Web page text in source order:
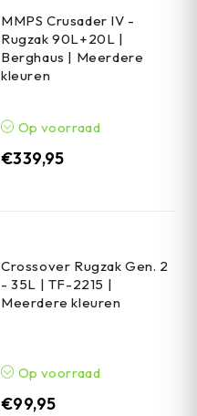
MMPS Crusader IV -
Rugzak 90L+20L |
Berghaus | Meerdere
kleuren
Op voorraad
€339,95
Crossover Rugzak Gen. 2
- 35L | TF-2215 |
Meerdere kleuren
Op voorraad
€99,95